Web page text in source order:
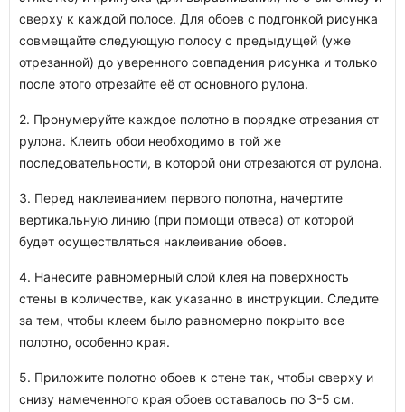
сверху к каждой полосе. Для обоев с подгонкой рисунка
совмещайте следующую полосу с предыдущей (уже
отрезанной) до уверенного совпадения рисунка и только
после этого отрезайте её от основного рулона.
2. Пронумеруйте каждое полотно в порядке отрезания от
рулона. Клеить обои необходимо в той же
последовательности, в которой они отрезаются от рулона.
3. Перед наклеиванием первого полотна, начертите
вертикальную линию (при помощи отвеса) от которой
будет осуществляться наклеивание обоев.
4. Нанесите равномерный слой клея на поверхность
стены в количестве, как указанно в инструкции. Следите
за тем, чтобы клеем было равномерно покрыто все
полотно, особенно края.
5. Приложите полотно обоев к стене так, чтобы сверху и
снизу намеченного края обоев оставалось по 3-5 см.